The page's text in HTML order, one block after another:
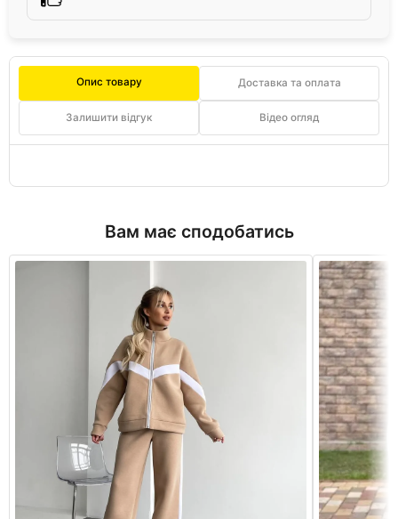
Опис товару Доставка та оплата
Залишити відгук Відео огляд
Вам має сподобатись